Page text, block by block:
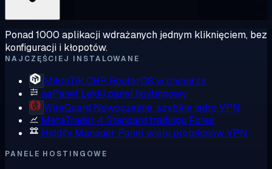
Ponad 1000 aplikacji wdrażanych jednym kliknięciem, bez
konfiguracji i kłopotów.
NAJCZĘŚCIEJ INSTALOWANE
MikroTik CHR RouterOS w chmurze
aaPanel Lekki panel hostingowy
WireGuard Nowoczesne, szybkie jądro VPN
MetaTrader 4 Standard tradingu Forex
Hiddify Manager Panel wielu protokołów VPN
PANELE HOSTINGOWE